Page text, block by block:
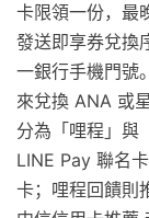
卡限領一份，最
發送即享券兌換
一銀行手機門號
來兌換 ANA 或
分為「哩程」與
LINE Pay 聯名
卡；哩程回饋則